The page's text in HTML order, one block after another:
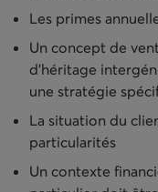
Les primes
Un concept de
d’héritage
une stratégie
La situation du
particularités
Un contexte